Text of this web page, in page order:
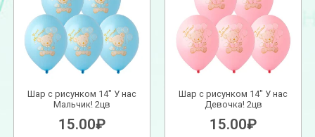
Шар с рисунком 14″ У нас
Мальчик! 2цв
15.00₽
Шар с рисунком 14″ У нас
Девочка! 2цв
15.00₽